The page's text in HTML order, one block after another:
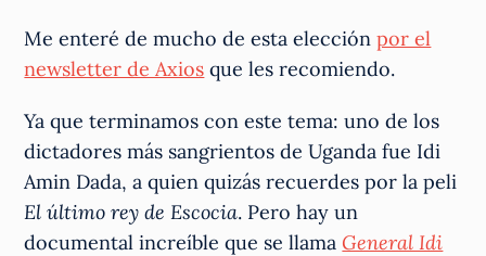
Me enteré de mucho de esta elecciónpor el
newsletter de Axios que les recomiendo.
Ya que terminamos con este tema: uno de los
dictadores más sangrientos de Uganda fue Idi
Amin Dada, a quien quizás recuerdes por la peli
El último rey de Escocia. Pero hay un
documental increíble que se llama General Idi